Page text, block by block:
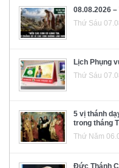
08.08.2026
Thứ Sáu
Lịch Phụng
Thứ Sáu
5 vị thánh
trong tháng
Thứ Năm
Đức Thánh